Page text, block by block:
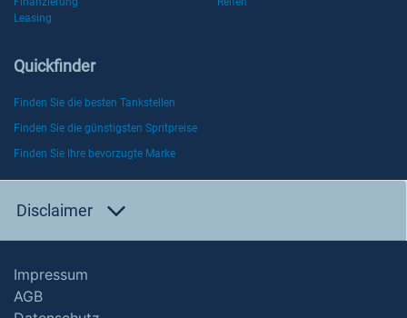
Leasing
Quickfinder
Finden Sie die besten Tankstellen
Finden Sie die günstigsten Spritpreise
Finden Sie Ihre bevorzugte Marke
Disclaimer
Impressum
AGB